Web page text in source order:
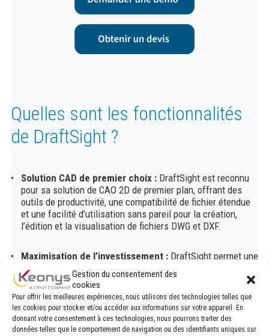
Gestion du consentement des
cookies
Pour offrir les meilleures expériences, nous utilisons des technologies telles que
les cookies pour stocker et/ou accéder aux informations sur votre appareil. En
donnant votre consentement à ces technologies, nous pourrons traiter des
données telles que le comportement de navigation ou des identifiants uniques sur
Quelles sont les fonctionnalités
de DraftSight ?
Solution CAD de premier choix :DraftSight est reconnu
pour sa solution de CAO 2D de premier plan, offrant des
outils de productivité, une compatibilité de fichier étendue
et une facilité d’utilisation sans pareil pour la création,
l’édition et la visualisation de fichiers DWG et DXF.
Maximisation de l’investissement :DraftSight permet une
réduction significative des coûts opérationnels tout en
augmentant le retour sur investissement (ROI), libérant
ainsi le budget IT pour l’innovation.
Interopérabilité et intégration :Compatible avec tous les